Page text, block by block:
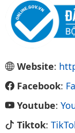
Website:
Facebook:
Youtube:
Tiktok: